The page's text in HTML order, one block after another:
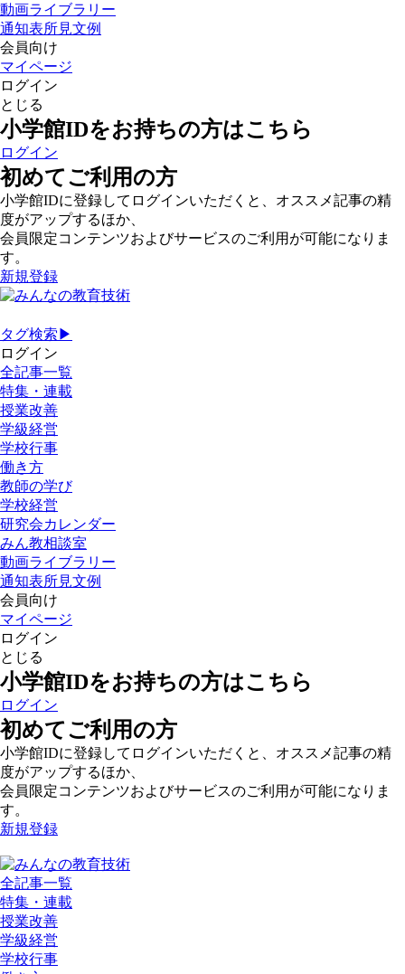
動画ライブラリー
通知表所見文例
会員向け
マイページ
ログイン
とじる
小学館IDをお持ちの方はこちら
ログイン
初めてご利用の方
小学館IDに登録してログインいただくと、オススメ記事の精
度がアップするほか、
会員限定コンテンツおよびサービスのご利用が可能になりま
す。
新規登録
タグ検索▶
ログイン
全記事一覧
特集・連載
授業改善
学級経営
学校行事
働き方
教師の学び
学校経営
研究会カレンダー
みん教相談室
動画ライブラリー
通知表所見文例
会員向け
マイページ
ログイン
とじる
小学館IDをお持ちの方はこちら
ログイン
初めてご利用の方
小学館IDに登録してログインいただくと、オススメ記事の精
度がアップするほか、
会員限定コンテンツおよびサービスのご利用が可能になりま
す。
新規登録
全記事一覧
特集・連載
授業改善
学級経営
学校行事